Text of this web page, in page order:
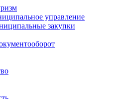
управление
закупки